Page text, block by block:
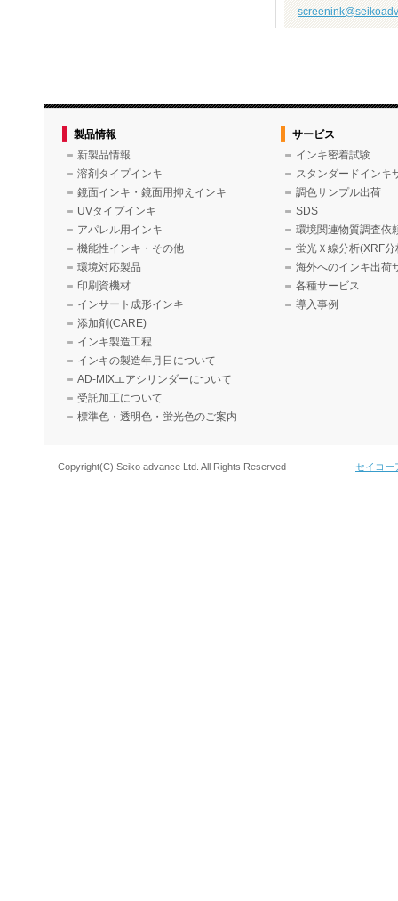
製品情報
新製品情報
溶剤タイプインキ
鏡面インキ・鏡面用抑えインキ
UVタイプインキ
アパレル用インキ
機能性インキ・その他
環境対応製品
印刷資機材
インサート成形インキ
添加剤(CARE)
インキ製造工程
インキの製造年月日について
AD-MIXエアシリンダーについて
受託加工について
標準色・透明色・蛍光色のご案内
サービス
インキ密着試験
スタンダードインキ
調色サンプル出荷
SDS
環境関連物質調査依
蛍光Ｘ線分析(XRF分
海外へのインキ出荷
各種サービス
導入事例
セイコー
Copyright(C) Seiko advance Ltd. All Rights Reserved